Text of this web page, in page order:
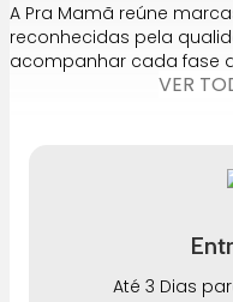
A Pra Mamã reúne
reconhecidas pela
acompanhar cada fase
VER
Até 3 Dias